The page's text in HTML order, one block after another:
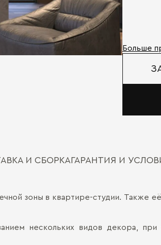
Больше
И СБОРКАГАРАНТИЯ И
зоны в квартире-студии. Также
нескольких видов декора,